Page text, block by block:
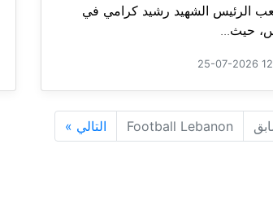
الرئيس الشهيد رشيد كرامي في
حيث...
25-07-2026
Football Lebanon التالي »